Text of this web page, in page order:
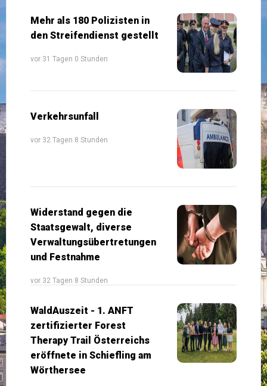
Mehr als 180 Polizisten in
den Streifendienst gestellt
vor 31 Tagen 0 Stunden
Verkehrsunfall
vor 32 Tagen 8 Stunden
Widerstand gegen die
Staatsgewalt, diverse
Verwaltungsübertretungen
und Festnahme
vor 32 Tagen 8 Stunden
WaldAuszeit - 1. ANFT
zertifizierter Forest
Therapy Trail Österreichs
eröffnete in Schiefling am
Wörthersee